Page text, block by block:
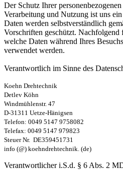
Der Schutz Ihrer
Verarbeitung und Nutzung ist uns
Daten werden selbstverständlich
Vorschriften geschützt. Nachfolgend
welche Daten während Ihres
verwendet werden.
Verantwortlich im Sinne des
Koehn Drehtechnik
Detlev Köhn
Windmühlenstr. 47
D-31311 Uetze-Hänigsen
Telefon: 0049 5147 9758082
Telefax: 0049 5147 979823
Steuer Nr. DE359451731
info (@) koehndrehtechnik. (de)
Verantwortlicher i.S.d. § 6 Abs. 2